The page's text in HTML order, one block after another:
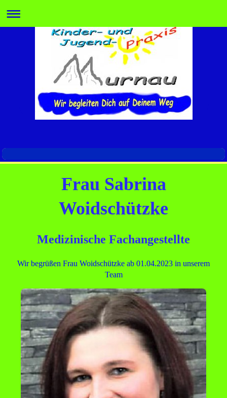
Frau Sabrina
Woidschützke
Medizinische Fachangestellte
Wir begrüßen Frau Woidschützke ab 01.04.2023 in unserem
Team